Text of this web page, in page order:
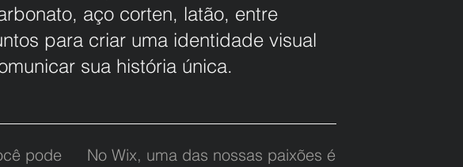
aço corten, latão, entre
para criar uma identidade visual
sua história única.
pode
No Wix, uma das nossas paixões é